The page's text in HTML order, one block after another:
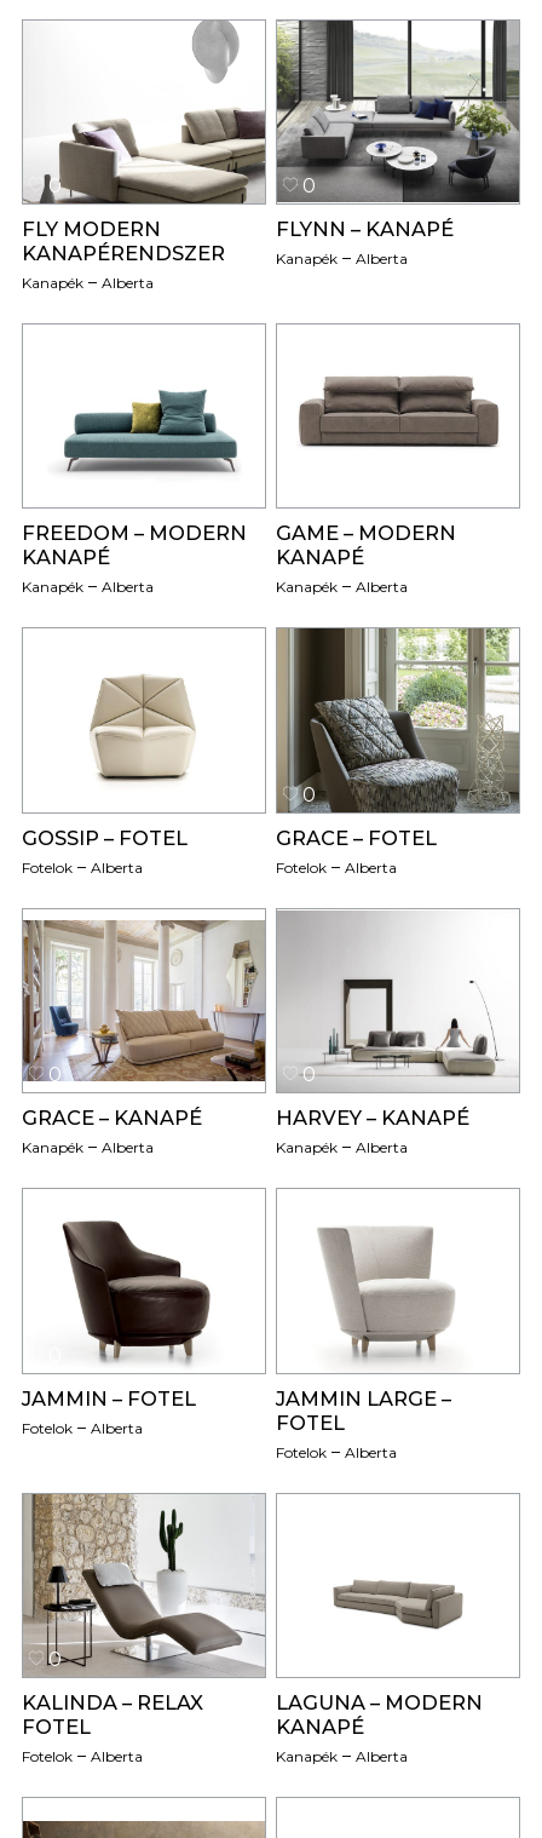
0
FLY MODERN
KANAPÉRENDSZER
Kanapék Alberta
0
FLYNN – KANAPÉ
Kanapék Alberta
FREEDOM – MODERN
KANAPÉ
Kanapék Alberta
GAME – MODERN
KANAPÉ
Kanapék Alberta
GOSSIP – FOTEL
Fotelok Alberta
0
GRACE – FOTEL
Fotelok Alberta
0
GRACE – KANAPÉ
Kanapék Alberta
0
HARVEY – KANAPÉ
Kanapék Alberta
JAMMIN – FOTEL
Fotelok Alberta
JAMMIN LARGE –
FOTEL
Fotelok Alberta
0
KALINDA – RELAX
FOTEL
Fotelok Alberta
LAGUNA – MODERN
KANAPÉ
Kanapék Alberta